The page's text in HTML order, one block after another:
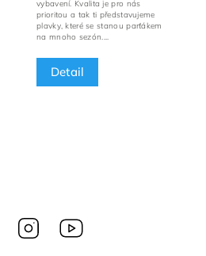
Detail
vybavení. Kvalita je pro nás
prioritou a tak ti představujeme
plavky, které se stanou parťákem
na mnoho sezón....
Facebook Instagram